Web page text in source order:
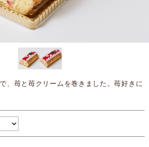
、苺と苺クリームを巻きました。苺好きに